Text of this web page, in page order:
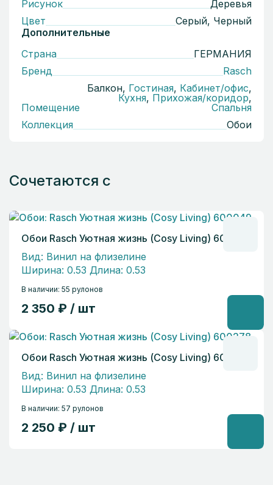
Рисунок
Деревья
Цвет
Серый, Черный
Дополнительные
Страна
ГЕРМАНИЯ
Бренд
Rasch
Помещение
Балкон, Гостиная, Кабинет/офис,
Кухня, Прихожая/коридор,
Спальня
Коллекция
Обои
Сочетаются с
Обои Rasch Уютная жизнь (Cosy Living) 600049
Вид: Винил на флизелине
Ширина: 0.53 Длина: 0.53
В наличии: 55 рулонов
2 350 ₽ / шт
Обои Rasch Уютная жизнь (Cosy Living) 600278
Вид: Винил на флизелине
Ширина: 0.53 Длина: 0.53
В наличии: 57 рулонов
2 250 ₽ / шт